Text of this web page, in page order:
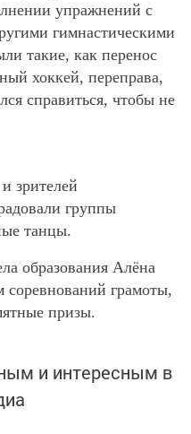
упражнений с
гимнастическими
такие, как перенос
хоккей, переправа,
справиться, чтобы не
зрителей
группы
танцы.
образования Алёна
соревнований грамоты,
призы.
и интересным в